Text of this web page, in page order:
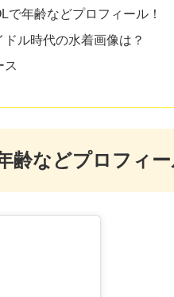
で年齢などプロフィール！
ル時代の水着画像は？
ス
齢などプロフィー